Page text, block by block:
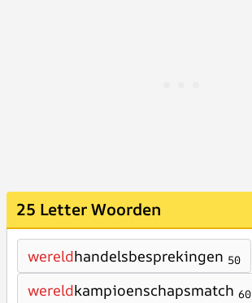
25 Letter Woorden
wereldhandelsbesprekingen 50
wereldkampioenschapsmatch 60